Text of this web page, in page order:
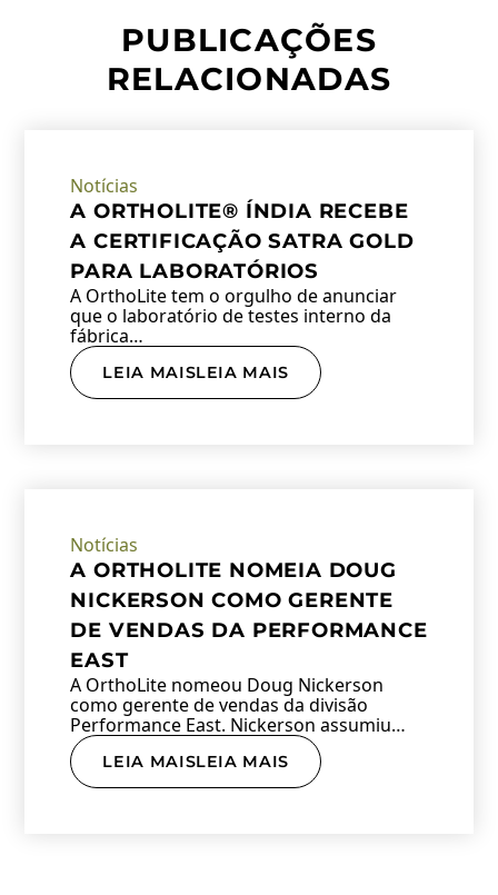
PUBLICAÇÕES
RELACIONADAS
Notícias
A ORTHOLITE® ÍNDIA RECEBE
A CERTIFICAÇÃO SATRA GOLD
PARA LABORATÓRIOS
A OrthoLite tem o orgulho de anunciar
que o laboratório de testes interno da
fábrica…
LEIA MAISLEIA MAIS
Notícias
A ORTHOLITE NOMEIA DOUG
NICKERSON COMO GERENTE
DE VENDAS DA PERFORMANCE
EAST
A OrthoLite nomeou Doug Nickerson
como gerente de vendas da divisão
Performance East. Nickerson assumiu…
LEIA MAISLEIA MAIS